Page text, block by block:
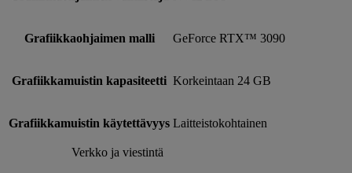
Grafiikkaohjaimen malli GeForce RTX™ 3090
Grafiikkamuistin kapasiteetti Korkeintaan 24 GB
Grafiikkamuistin käytettävyys Laitteistokohtainen
Verkko ja viestintä